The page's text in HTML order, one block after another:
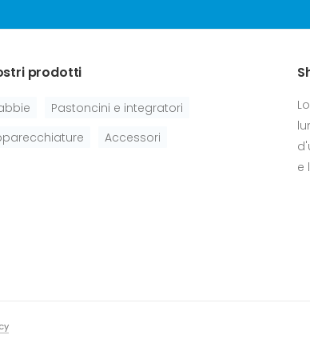
prodotti
Pastoncini e integratori
Accessori
e